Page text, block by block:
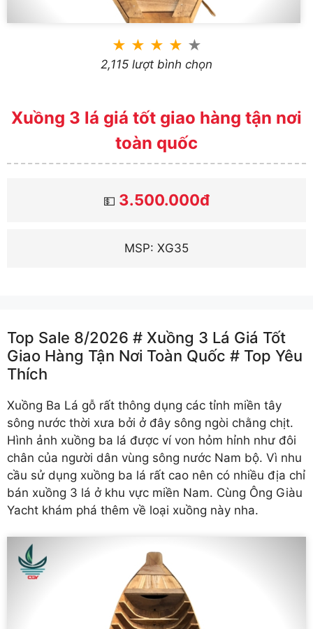
★ ★ ★ ★ ★
2,115 lượt bình chọn
Xuồng 3 lá giá tốt giao hàng tận nơi
toàn quốc
💵 3.500.000đ
MSP: XG35
Top Sale 8/2026 # Xuồng 3 Lá Giá Tốt
Giao Hàng Tận Nơi Toàn Quốc # Top Yêu
Thích
Xuồng Ba Lá gỗ rất thông dụng các tỉnh miền tây
sông nước thời xưa bởi ở đây sông ngòi chằng chịt.
Hình ảnh xuồng ba lá được ví von hỏm hỉnh như đôi
chân của người dân vùng sông nước Nam bộ. Vì nhu
cầu sử dụng xuồng ba lá rất cao nên có nhiều địa chỉ
bán xuồng 3 lá ở khu vực miền Nam. Cùng Ông Giàu
Yacht khám phá thêm về loại xuồng này nha.